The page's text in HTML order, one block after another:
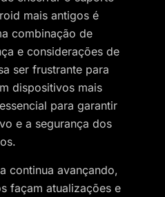
mais antigos é
combinação de
e considerações de
ser frustrante para
dispositivos mais
para garantir
e a segurança dos
continua avançando,
façam atualizações e